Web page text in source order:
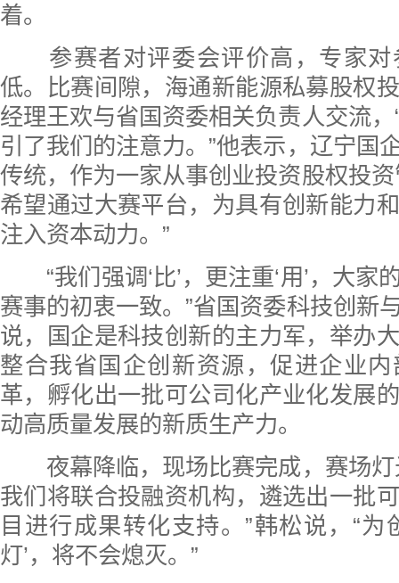
着。
参赛者对评委会评价高，专家对
低。比赛间隙，海通新能源私募股权
经理王欢与省国资委相关负责人交流
引了我们的注意力。”他表示，辽宁国
传统，作为一家从事创业投资股权投
希望通过大赛平台，为具有创新能力
注入资本动力。”
“我们强调‘比’，更注重‘用’，大家
赛事的初衷一致。”省国资委科技创新
说，国企是科技创新的主力军，举办
整合我省国企创新资源，促进企业
革，孵化出一批可公司化产业化发展
动高质量发展的新质生产力。
夜幕降临，现场比赛完成，赛场灯
我们将联合投融资机构，遴选出一批
目进行成果转化支持。”韩松说，“为
灯’，将不会熄灭。”